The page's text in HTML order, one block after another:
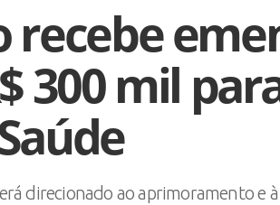
300 mil
direcionado ao aprimoramento e